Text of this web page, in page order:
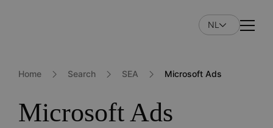
inhoud
NL
Home Search SEA Microsoft Ads
Microsoft Ads